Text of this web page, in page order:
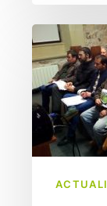
Asamblea
General
del
Grupo
de
Acción